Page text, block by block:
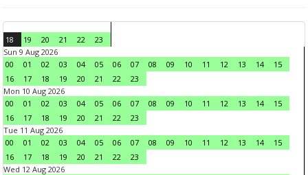
18 19 20 21 22
23
Sun 9 Aug 2026
00
01 02 03 04 05 06 07 08 09 10 11 12 13 14
15
16
17 18 19 20 21 22
23
Mon 10 Aug 2026
00
01 02 03 04 05 06 07 08 09 10 11 12 13 14
15
16
17 18 19 20 21 22
23
Tue 11 Aug 2026
00
01 02 03 04 05 06 07 08 09 10 11 12 13 14
15
16
17 18 19 20 21 22
23
Wed 12 Aug 2026